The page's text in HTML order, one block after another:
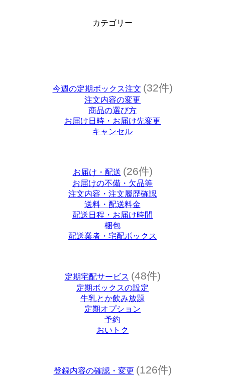
カテゴリー
今週の定期ボックス注文 (32件)
注文内容の変更
商品の選び方
お届け日時・お届け先変更
キャンセル
お届け・配送 (26件)
お届けの不備・欠品等
注文内容・注文履歴確認
送料・配送料金
配送日程・お届け時間
梱包
配送業者・宅配ボックス
定期宅配サービス (48件)
定期ボックスの設定
牛乳とか飲み放題
定期オプション
予約
おいトク
登録内容の確認・変更 (126件)